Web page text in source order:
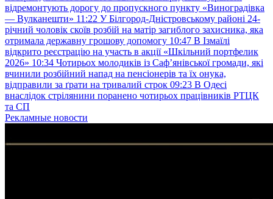
відремонтують дорогу до пропускного пункту «Виноградівка
— Вулканешти» 11:22 У Білгород-Дністровському районі 24-
річний чоловік скоїв розбій на матір загиблого захисника, яка
отримала державну грошову допомогу 10:47 В Ізмаїлі
відкрито реєстрацію на участь в акції «Шкільний портфелик
2026» 10:34 Чотирьох молодиків із Саф’янівської громади, які
вчинили розбійний напад на пенсіонерів та їх онука,
відправили за ґрати на тривалий строк 09:23 В Одесі
внаслідок стрілянини поранено чотирьох працівників РТЦК
та СП
Рекламные новости